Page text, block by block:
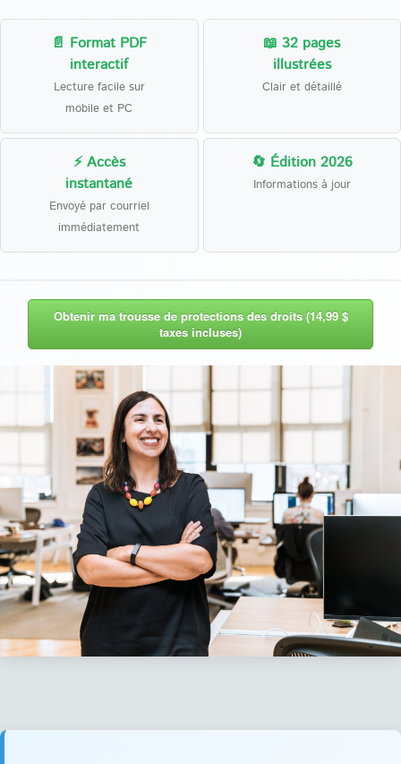
📄 Format PDF
interactif
Lecture facile sur
mobile et PC
📖 32 pages
illustrées
Clair et détaillé
⚡ Accès
instantané
Envoyé par courriel
immédiatement
🔄 Édition 2026
Informations à jour
Obtenir ma trousse de protections des droits (14,99 $
taxes incluses)